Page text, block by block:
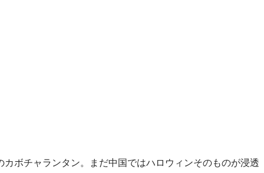
ボチャランタン。まだ中国ではハロウィンそのものが浸透